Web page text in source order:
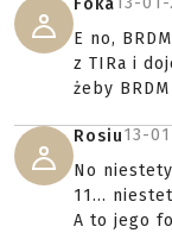
Foka
E no,
z TIRa i
żeby
Rosiu13-
No
11...
A to jego